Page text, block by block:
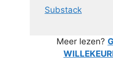
Substack
Meer lezen?